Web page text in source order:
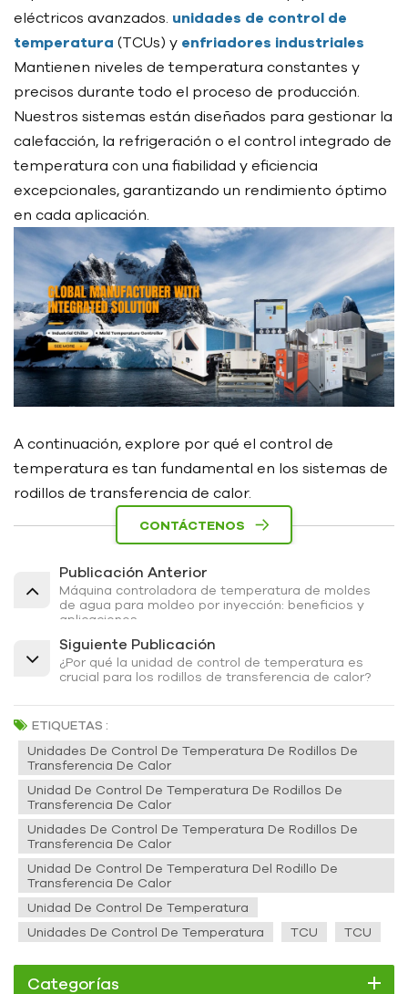
eléctricos avanzados. unidades de control de
temperatura (TCUs) y enfriadores industriales
Mantienen niveles de temperatura constantes y
precisos durante todo el proceso de producción.
Nuestros sistemas están diseñados para gestionar la
calefacción, la refrigeración o el control integrado de
temperatura con una fiabilidad y eficiencia
excepcionales, garantizando un rendimiento óptimo
en cada aplicación.
A continuación, explore por qué el control de
temperatura es tan fundamental en los sistemas de
rodillos de transferencia de calor.
CONTÁCTENOS
Publicación Anterior
Máquina controladora de temperatura de moldes
de agua para moldeo por inyección: beneficios y
aplicaciones
Siguiente Publicación
¿Por qué la unidad de control de temperatura es
crucial para los rodillos de transferencia de calor?
ETIQUETAS :
Unidades De Control De Temperatura De Rodillos De
Transferencia De Calor
Unidad De Control De Temperatura De Rodillos De
Transferencia De Calor
Unidades De Control De Temperatura De Rodillos De
Transferencia De Calor
Unidad De Control De Temperatura Del Rodillo De
Transferencia De Calor
Unidad De Control De Temperatura
Unidades De Control De Temperatura
TCU TCU
Categorías